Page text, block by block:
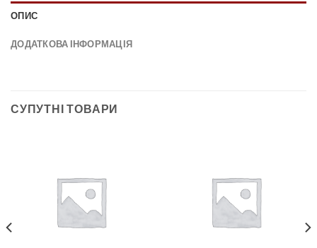
ОПИС
ДОДАТКОВА ІНФОРМАЦІЯ
СУПУТНІ ТОВАРИ